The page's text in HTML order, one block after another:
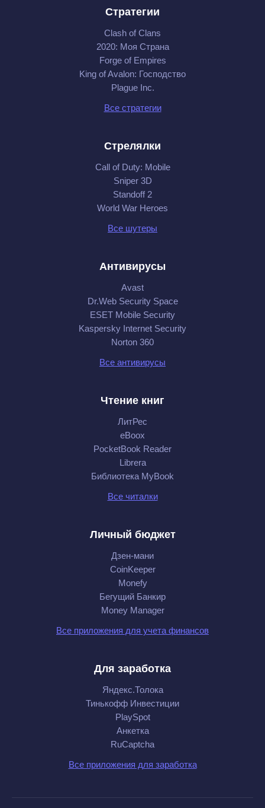
Стратегии
Clash of Clans
2020: Моя Cтрана
Forge of Empires
King of Avalon: Господство
Plague Inc.
Все стратегии
Стрелялки
Call of Duty: Mobile
Sniper 3D
Standoff 2
World War Heroes
Все шутеры
Антивирусы
Avast
Dr.Web Security Space
ESET Mobile Security
Kaspersky Internet Security
Norton 360
Все антивирусы
Чтение книг
ЛитРес
eBoox
PocketBook Reader
Librera
Библиотека MyBook
Все читалки
Личный бюджет
Дзен-мани
CoinKeeper
Monefy
Бегущий Банкир
Money Manager
Все приложения для учета финансов
Для заработка
Яндекс.Толока
Тинькофф Инвестиции
PlaySpot
Анкетка
RuCaptcha
Все приложения для заработка